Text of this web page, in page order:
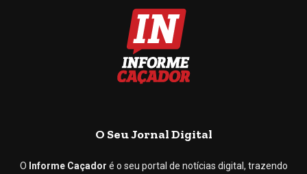
O Seu Jornal Digital
O Informe Caçador é o seu portal de notícias digital, trazendo